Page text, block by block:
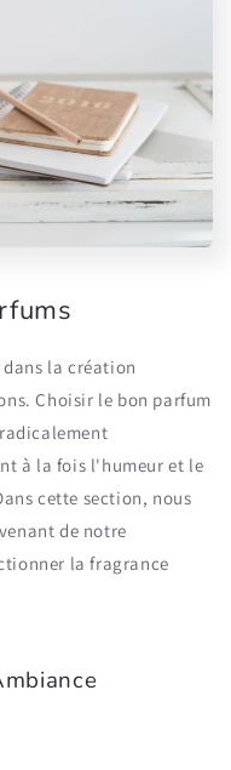
la création
Choisir le bon parfum
à la fois l'humeur et le
cette section, nous
de notre
la fragrance